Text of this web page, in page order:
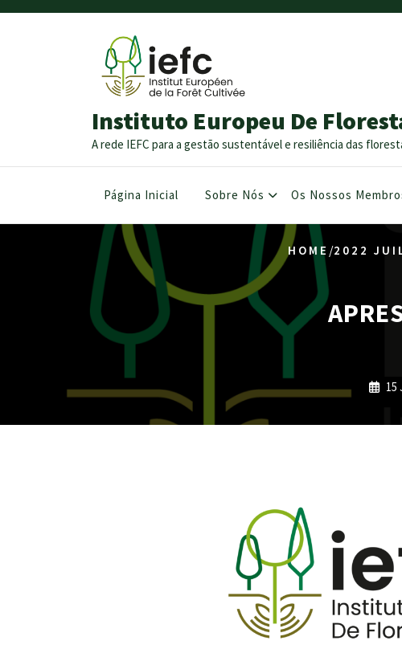
Instituto Europeu De
A rede IEFC para a gestão sustentável e resiliência das
Página Inicial Sobre Nós Os Nossos
HOME /2022
15